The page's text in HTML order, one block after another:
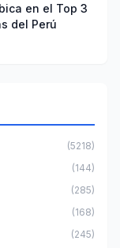
en el Top 3
del Perú
(5218)
(144)
(285)
(168)
(245)